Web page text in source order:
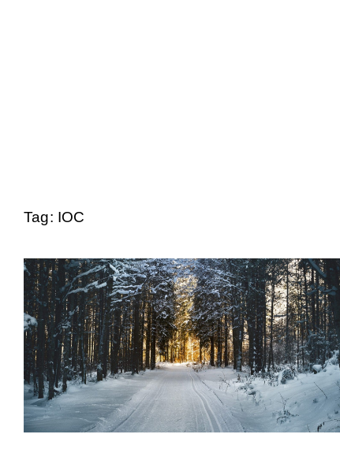
Tag: IOC